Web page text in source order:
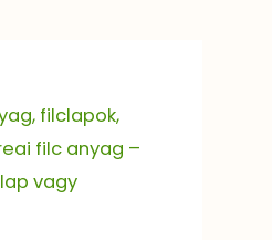
filclapok,
filc anyag –
vagy